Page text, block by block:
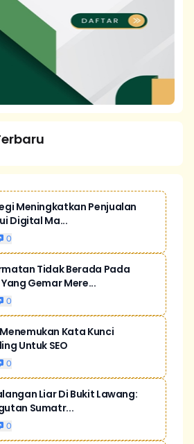
Meningkatkan Penjualan
Digital Ma...
0
Tidak Berada Pada
Gemar Mere...
0
Kata Kunci
Untuk SEO
0
Liar Di Bukit Lawang:
Sumatr...
0